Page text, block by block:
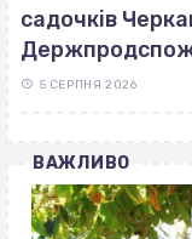
садочків
5 СЕРПНЯ 2026
ВАЖЛИВО